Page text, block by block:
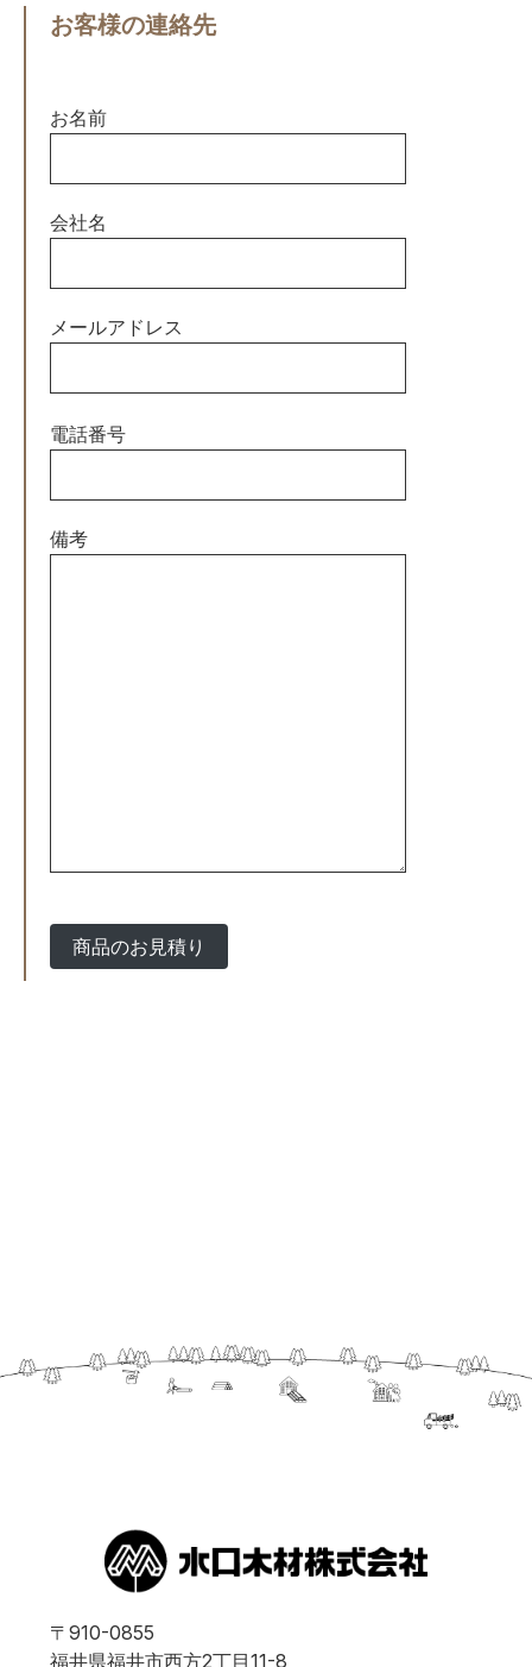
お客様の連絡先
お名前
会社名
メールアドレス
フィ
ドは
まま
電話番号
備考
〒910-0855
福井県福井市西方2丁目11-8